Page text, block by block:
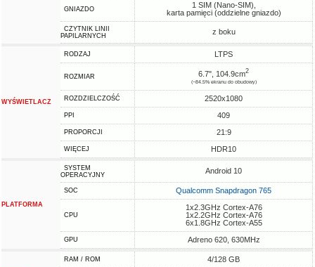
GNIAZDO
1 SIM (Nano-SIM),
karta pamięci (oddzielne gniazdo)
CZYTNIK LINII
PAPILARNYCH
z boku
WYŚWIETLACZ
RODZAJ LTPS
ROZMIAR 6.7", 104.9cm2
(~84.5% ekranu do obudowy)
ROZDZIELCZOŚĆ 2520x1080
PPI 409
PROPORCJI 21:9
WIĘCEJ HDR10
PLATFORMA
SYSTEM
OPERACYJNY
Android 10
SOC Qualcomm Snapdragon 765
CPU
1x2.3GHz Cortex-A76
1x2.2GHz Cortex-A76
6x1.8GHz Cortex-A55
GPU Adreno 620, 630MHz
RAM / ROM 4/128 GB